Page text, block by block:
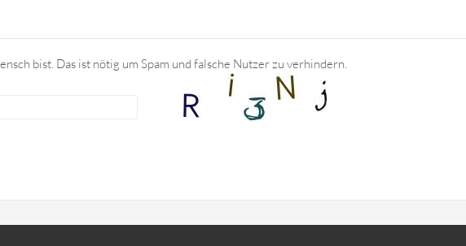
bist. Das ist nötig um Spam und falsche Nutzer zu verhindern.